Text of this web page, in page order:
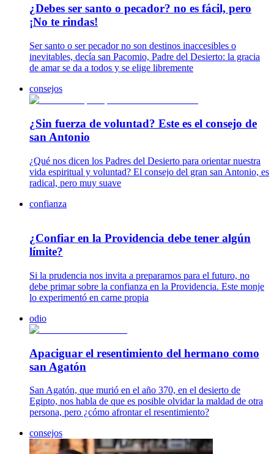
¿Debes ser santo o pecador? no es fácil, pero
¡No te rindas!
Ser santo o ser pecador no son destinos inaccesibles o
inevitables, decía san Pacomio, Padre del Desierto: la gracia
de amar se da a todos y se elige libremente
consejos
¿Sin fuerza de voluntad? Este es el consejo de
san Antonio
¿Qué nos dicen los Padres del Desierto para orientar nuestra
vida espiritual y voluntad? El consejo del gran san Antonio, es
radical, pero muy suave
confianza
¿Confiar en la Providencia debe tener algún
límite?
Si la prudencia nos invita a prepararnos para el futuro, no
debe primar sobre la confianza en la Providencia. Este monje
lo experimentó en carne propia
odio
Apaciguar el resentimiento del hermano como
san Agatón
San Agatón, que murió en el año 370, en el desierto de
Egipto, nos habla de que es posible olvidar la maldad de otra
persona, pero ¿cómo afrontar el resentimiento?
consejos